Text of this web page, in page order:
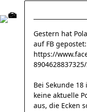
Gestern hat
auf FB gepostet:
https://
Bei Sekunde
keine aktuelle
aus, die Ecken